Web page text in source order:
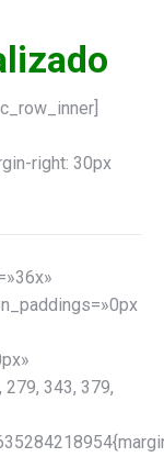
right: 30px
343, 379,